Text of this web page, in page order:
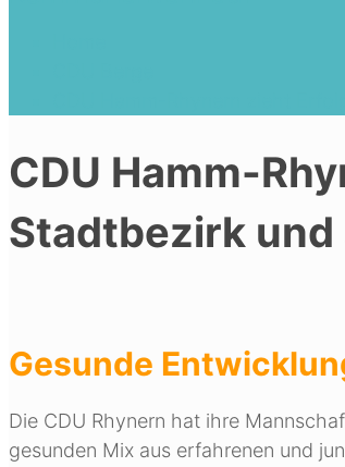
CDU Hamm-
Stadtbezirk
Gesunde
Die CDU Rhynern hat ihre
gesunden Mix aus erfahrenen und